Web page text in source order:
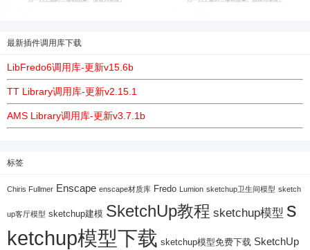
最新插件调用库下载
LibFredo6调用库-更新v15.6b
TT Library调用库-更新v2.15.1
AMS Library调用库-更新v3.7.1b
标签
Chiris Fullmer Enscape enscape材质库 Fredo Lumion sketchup卫生间模型 sketch
up客厅模型 sketchup建模 SketchUp教程 sketchup模型 s
ketchup模型下载 sketchup模型免费下载 SketchUp